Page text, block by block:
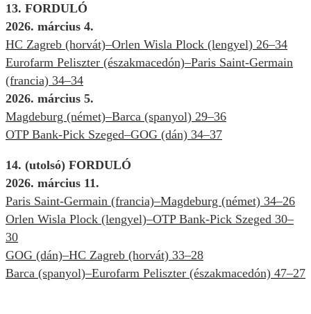
13. FORDULÓ
2026. március 4.
HC Zagreb (horvát)–Orlen Wisla Plock (lengyel) 26–34
Eurofarm Peliszter (északmacedón)–Paris Saint-Germain
(francia) 34–34
2026. március 5.
Magdeburg (német)–Barca (spanyol) 29–36
OTP Bank-Pick Szeged–GOG (dán) 34–37
14. (utolsó) FORDULÓ
2026. március 11.
Paris Saint-Germain (francia)–Magdeburg (német) 34–26
Orlen Wisla Plock (lengyel)–OTP Bank-Pick Szeged 30–
30
GOG (dán)–HC Zagreb (horvát) 33–28
Barca (spanyol)–Eurofarm Peliszter (északmacedón) 47–27